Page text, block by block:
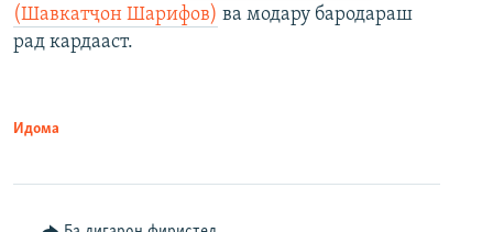
(Шавкатҷон Шарифов) ва модару бародараш
рад кардааст.
Идома